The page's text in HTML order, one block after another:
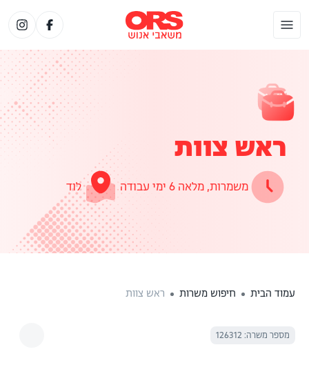
ראש צוות
משמרות, מלאה 6 ימי עבודה לוד
עמוד הבית חיפוש משרות ראש צוות
מספר משרה: 126312